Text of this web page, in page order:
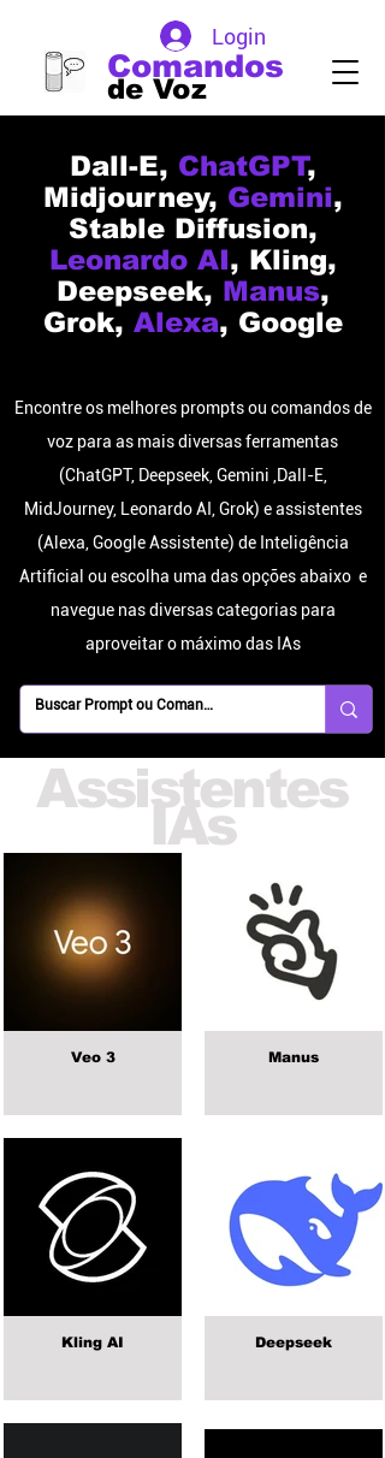
de Voz
Comandos
Login
Dall-E, ChatGPT,
Midjourney, Gemini,
Stable Diffusion,
Leonardo AI, Kling,
Deepseek, Manus,
Grok, Alexa, Google
Encontre os melhores prompts ou comandos de
voz para as mais diversas ferramentas
(ChatGPT, Deepseek, Gemini ,Dall-E,
MidJourney, Leonardo AI, Grok) e assistentes
(Alexa, Google Assistente) de Inteligência
Artificial ou escolha uma das opções abaixo e
navegue nas diversas categorias para
aproveitar o máximo das IAs
Assistentes
IAs
Veo 3 Manus
Kling AI Deepseek